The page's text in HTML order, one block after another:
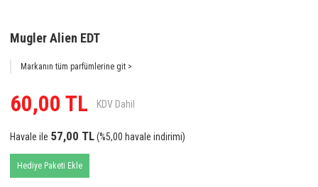
Mugler Alien EDT
Markanın tüm parfümlerine git >
60,00 TL KDV Dahil
Havale ile 57,00 TL(%5,00 havale indirimi)
Hediye Paketi Ekle